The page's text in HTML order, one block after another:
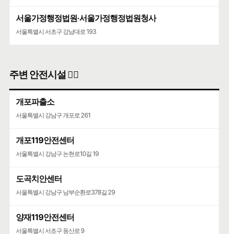
서울가정행정법원·서울가정행정법원청사
서울특별시 서초구 강남대로 193
주변 안전시설 👮‍♀️
개포파출소
서울특별시 강남구 개포로 261
개포119안전센터
서울특별시 강남구 논현로10길 19
도곡치안센터
서울특별시 강남구 남부순환로378길 29
양재119안전센터
서울특별시 서초구 동산로 9